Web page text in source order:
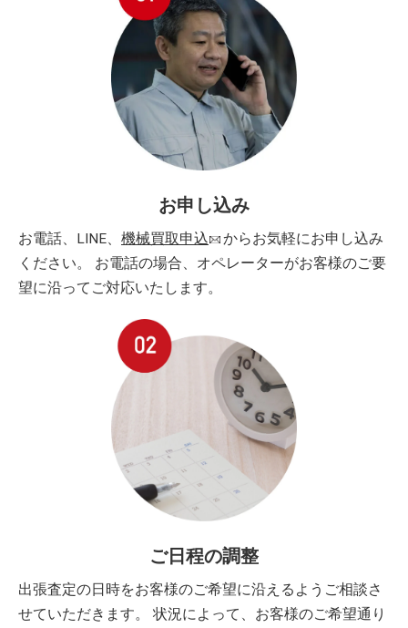
お申し込み
お電話、LINE、 機械買取申込
からお気軽にお申し込み
ください。 お電話の場合、オペレーターがお客様のご要
望に沿ってご対応いたします。
ご日程の調整
出張査定の日時をお客様のご希望に沿えるようご相談さ
せていただきます。 状況によって、お客様のご希望通り